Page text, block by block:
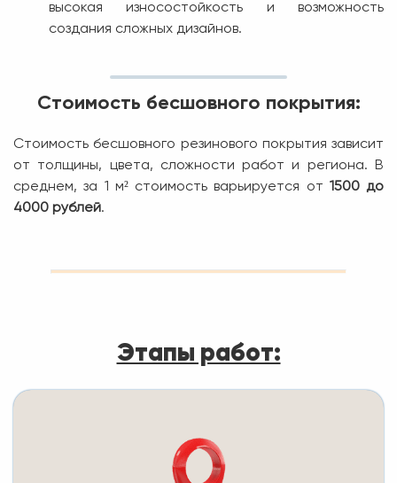
высокая износостойкость и возможность
создания сложных дизайнов.
Стоимость бесшовного покрытия:
Стоимость бесшовного резинового покрытия зависит
от толщины, цвета, сложности работ и региона. В
среднем, за 1 м² стоимость варьируется от 1500 до
4000 рублей.
Этапы работ: